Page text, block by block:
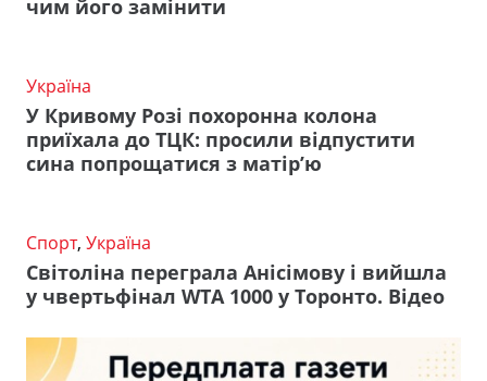
чим його замінити
Україна
У Кривому Розі похоронна колона
приїхала до ТЦК: просили відпустити
сина попрощатися з матір’ю
Спорт, Україна
Світоліна переграла Анісімову і вийшла
у чвертьфінал WTA 1000 у Торонто. Відео